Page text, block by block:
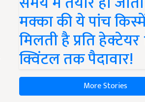
मक्का की ये पांच
मिलती है प्रति
क्विंटल तक पैदावार!
More Stories